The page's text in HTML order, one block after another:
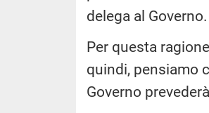
delega al Governo.
Per questa
quindi, pensiamo
Governo